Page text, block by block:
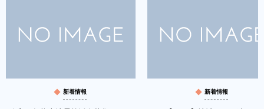
新着情報 新着情報